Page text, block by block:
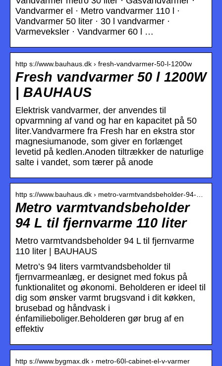
Vandvarmer el · Metro vandvarmer 110 l ·
Vandvarmer 50 liter · 30 l vandvarmer ·
Varmeveksler · Vandvarmer 60 l …
http s://www.bauhaus.dk › fresh-vandvarmer-50-l-1200w
Fresh vandvarmer 50 l 1200W
| BAUHAUS
Elektrisk vandvarmer, der anvendes til
opvarmning af vand og har en kapacitet på 50
liter.Vandvarmere fra Fresh har en ekstra stor
magnesiumanode, som giver en forlænget
levetid på kedlen.Anoden tiltrækker de naturlige
salte i vandet, som tærer på anode
http s://www.bauhaus.dk › metro-varmtvandsbeholder-94-…
Metro varmtvandsbeholder
94 L til fjernvarme 110 liter
Metro varmtvandsbeholder 94 L til fjernvarme
110 liter | BAUHAUS
Metro’s 94 liters varmtvandsbeholder til
fjernvarmeanlæg, er designet med fokus på
funktionalitet og økonomi. Beholderen er ideel til
dig som ønsker varmt brugsvand i dit køkken,
brusebad og håndvask i
énfamilieboliger.Beholderen gør brug af en
effektiv
http s://www.bygmax.dk › metro-60l-cabinet-el-v-varmer